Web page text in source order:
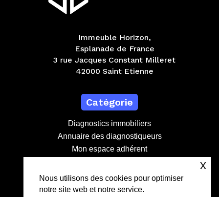
Immeuble Horizon,
Esplanade de France
3 rue Jacques Constant Milleret
42000 Saint Etienne
Catégorie
Diagnostics immobiliers
Annuaire des diagnostiqueurs
Mon espace adhérent
Contact
Nous utilisons des cookies pour optimiser
notre site web et notre service.
x